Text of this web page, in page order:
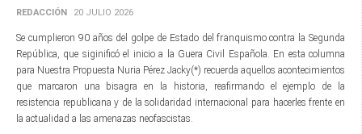
REDACCIÓN 20 JULIO 2026
Se cumplieron 90 años del golpe de Estado del franquismo contra la Segunda
República, que siginificó el inicio a la Guera Civil Española. En esta columna
para Nuestra Propuesta Nuria Pérez Jacky(*) recuerda aquellos acontecimientos
que marcaron una bisagra en la historia, reafirmando el ejemplo de la
resistencia republicana y de la solidaridad internacional para hacerles frente en
la actualidad a las amenazas neofascistas.